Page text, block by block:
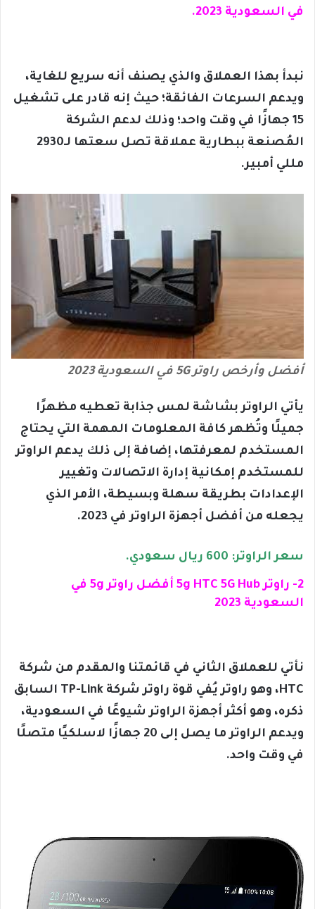
في السعودية 2023.
نبدأ بهذا العملاق والذي يصنف أنه سريع للغاية،
ويدعم السرعات الفائقة؛ حيث إنه قادر على تشغيل
15 جهازًا في وقت واحد؛ وذلك لدعم الشركة
المُصنعة ببطارية عملاقة تصل سعتها لـ2930
مللي أمبير.
أفضل وأرخص راوتر 5G في السعودية 2023
يأتي الراوتر بشاشة لمس جذابة تعطيه مظهرًا
جميلًا وتُظهر كافة المعلومات المهمة التي يحتاج
المستخدم لمعرفتها، إضافة إلى ذلك يدعم الراوتر
للمستخدم إمكانية إدارة الاتصالات وتغيير
الإعدادات بطريقة سهلة وبسيطة، الأمر الذي
يجعله من أفضل أجهزة الراوتر في 2023.
سعر الراوتر: 600 ريال سعودي.
2- راوتر 5g HTC 5G Hub أفضل راوتر 5g في
السعودية 2023
نأتي للعملاق الثاني في قائمتنا والمقدم من شركة
HTC، وهو راوتر يُفي قوة راوتر شركة TP-Link السابق
ذكره، وهو أكثر أجهزة الراوتر شيوعًا في السعودية،
ويدعم الراوتر ما يصل إلى 20 جهازًا لاسلكيًا متصلًا
في وقت واحد.